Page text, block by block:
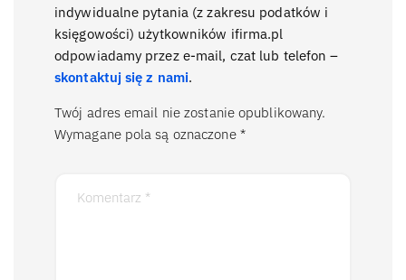
indywidualne pytania (z zakresu podatków i
księgowości) użytkowników ifirma.pl
odpowiadamy przez e-mail, czat lub telefon –
skontaktuj się z nami.
Twój adres email nie zostanie opublikowany.
Wymagane pola są oznaczone *